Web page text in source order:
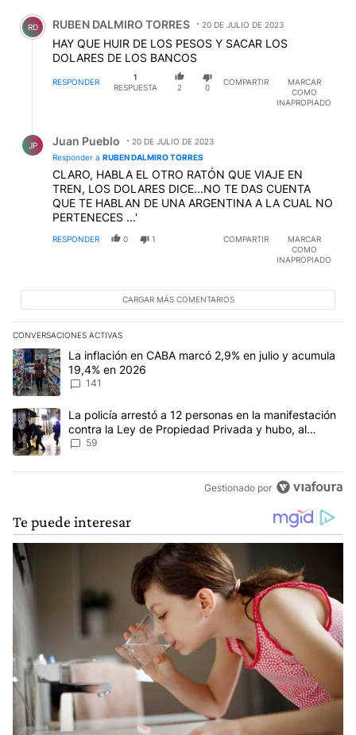
Comentario de RUBEN DALMIRO TORRES.
RD RUBEN DALMIRO TORRES 20 DE JULIO DE 2023
HAY QUE HUIR DE LOS PESOS Y SACAR LOS
DOLARES DE LOS BANCOS
RESPONDER
1
RESPUESTA
2 0
COMPARTIR
MARCAR
COMO
INAPROPIADO
JP Juan Pueblo
20 DE JULIO DE 2023
Responder a RUBEN DALMIRO TORRES
CLARO, HABLA EL OTRO RATÓN QUE VIAJE EN
TREN, LOS DOLARES DICE...NO TE DAS CUENTA
QUE TE HABLAN DE UNA ARGENTINA A LA CUAL NO
PERTENECES ...'
RESPONDER 0 1 COMPARTIR
MARCAR
COMO
INAPROPIADO
CARGAR MÁS COMENTARIOS
CONVERSACIONES ACTIVAS
Este listado muestra los artículos con más comentarios en los
Un artículo de tendencia con el título "La inflación en CABA
La inflación en CABA marcó 2,9% en julio y acumula
19,4% en 2026
141
Un artículo de tendencia con el título "La policía arrestó a 12
La policía arrestó a 12 personas en la manifestación
contra la Ley de Propiedad Privada y hubo, al
menos, 3 agentes heridos
59
Gestionado por